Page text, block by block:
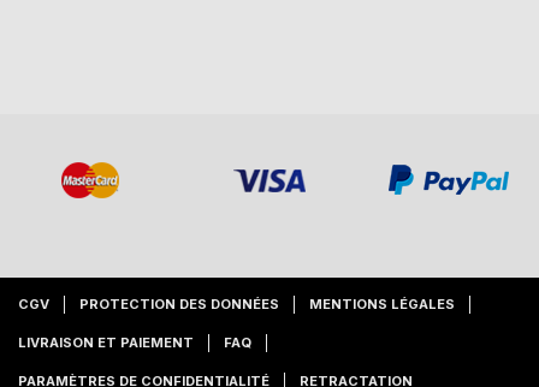
CGV PROTECTION DES DONNÉES MENTIONS LÉGALES
LIVRAISON ET PAIEMENT FAQ
PARAMÈTRES DE CONFIDENTIALITÉ RETRACTATION